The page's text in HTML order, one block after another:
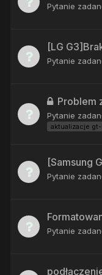
Pytanie
[LG
Pytanie
Problem
Pytanie
aktualizacje
[Samsung
Pytanie
Pytanie